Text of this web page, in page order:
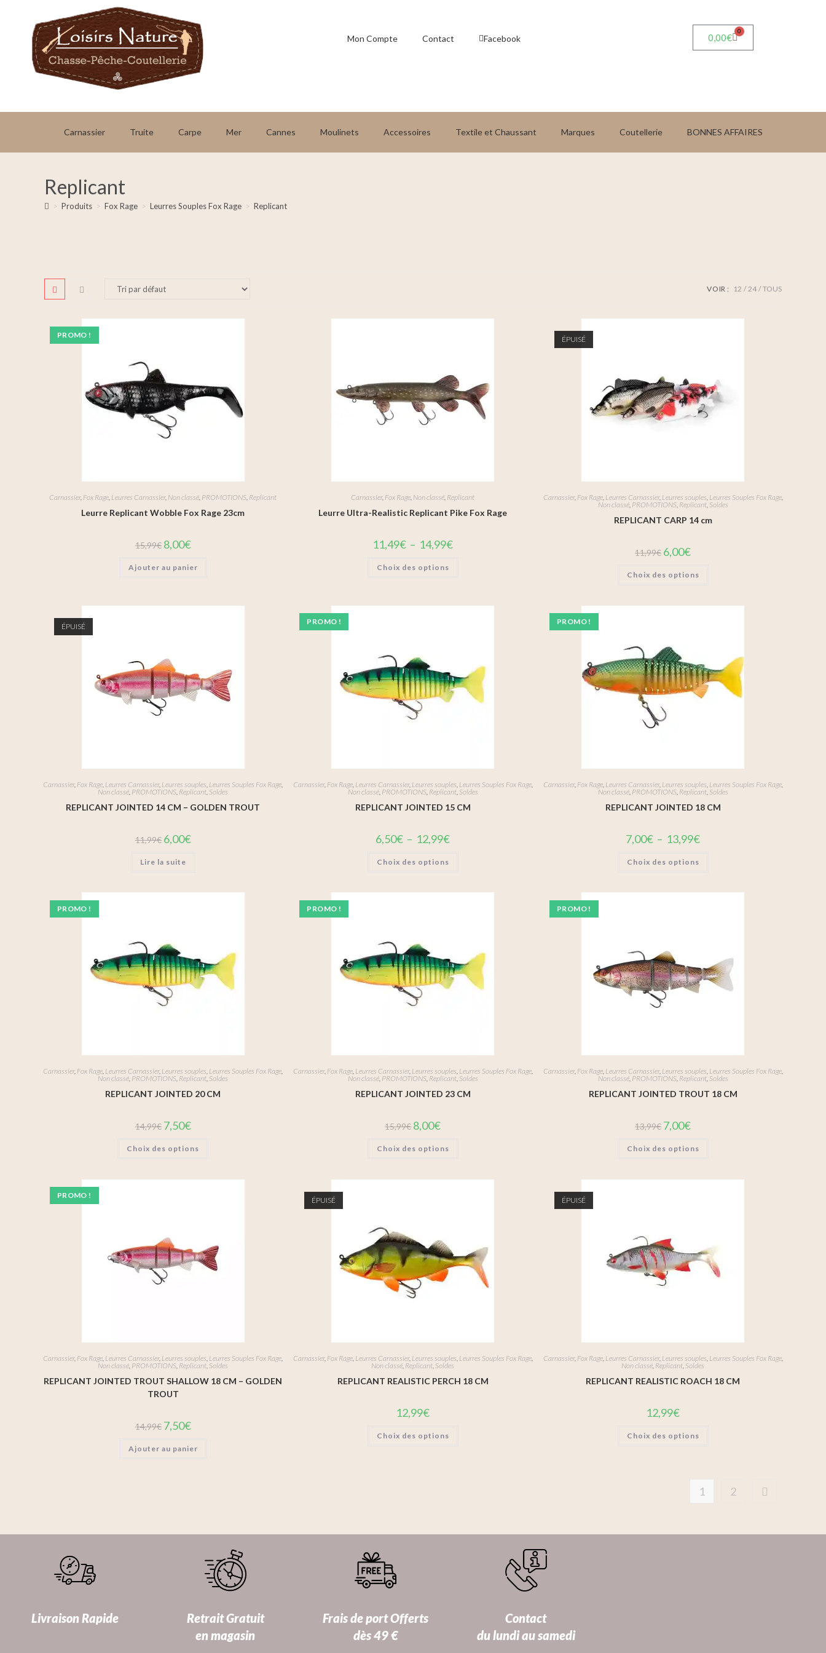
Mon Compte Contact Facebook 0,00€
0
Carnassier Truite Carpe Mer Cannes Moulinets Accessoires Textile et Chaussant Marques Coutellerie BONNES AFFAIRES
Replicant
> Produits > Fox Rage > Leurres Souples Fox Rage > Replicant
VOIR : 12 24 TOUS
PROMO !
Carnassier, Fox Rage, Leurres Carnassier, Non classé, PROMOTIONS, Replicant
Leurre Replicant Wobble Fox Rage 23cm
15,99€ 8,00€
Ajouter au panier
Carnassier, Fox Rage, Non classé, Replicant
Leurre Ultra-Realistic Replicant Pike Fox Rage
11,49€ – 14,99€
Choix des options
ÉPUISÉ
Carnassier, Fox Rage, Leurres Carnassier, Leurres souples, Leurres Souples Fox Rage,
Non classé, PROMOTIONS, Replicant, Soldes
REPLICANT CARP 14 cm
11,99€ 6,00€
Choix des options
ÉPUISÉ
Carnassier, Fox Rage Leurres Carnassier, Leurres souples Leurres Souples Fox Rage
Non classé PROMOTIONS Replicant Soldes
REPLICANT JOINTED 14 CM – GOLDEN TROUT
11,99€ 6,00€
Lire la suite
PROMO !
Carnassier, Fox Rage, Leurres Carnassier, Leurres souples Leurres Souples Fox Rage,
Non classé, PROMOTIONS Replicant, Soldes
REPLICANT JOINTED 15 CM
6,50€ – 12,99€
Choix des options
PROMO !
Carnassier, Fox Rage, Leurres Carnassier, Leurres souples Leurres Souples Fox Rage,
Non classé, PROMOTIONS Replicant, Soldes
REPLICANT JOINTED 18 CM
7,00€ – 13,99€
Choix des options
PROMO !
Carnassier, Fox Rage, Leurres Carnassier, Leurres souples, Leurres Souples Fox Rage,
Non classé, PROMOTIONS, Replicant, Soldes
REPLICANT JOINTED 20 CM
14,99€ 7,50€
Choix des options
PROMO !
Carnassier, Fox Rage, Leurres Carnassier, Leurres souples, Leurres Souples Fox Rage,
Non classé, PROMOTIONS, Replicant, Soldes
REPLICANT JOINTED 23 CM
15,99€ 8,00€
Choix des options
PROMO !
Carnassier, Fox Rage, Leurres Carnassier, Leurres souples, Leurres Souples Fox Rage,
Non classé, PROMOTIONS, Replicant, Soldes
REPLICANT JOINTED TROUT 18 CM
13,99€ 7,00€
Choix des options
PROMO !
Carnassier, Fox Rage Leurres Carnassier, Leurres souples Leurres Souples Fox Rage
Non classé PROMOTIONS Replicant Soldes
REPLICANT JOINTED TROUT SHALLOW 18 CM – GOLDEN
TROUT
14,99€ 7,50€
Ajouter au panier
ÉPUISÉ
Carnassier, Fox Rage, Leurres Carnassier, Leurres souples Leurres Souples Fox Rage,
Non classé Replicant Soldes
REPLICANT REALISTIC PERCH 18 CM
12,99€
Choix des options
ÉPUISÉ
Carnassier, Fox Rage, Leurres Carnassier, Leurres souples Leurres Souples Fox Rage,
Non classé Replicant Soldes
REPLICANT REALISTIC ROACH 18 CM
12,99€
Choix des options
1 2
Livraison Rapide
Retrait Gratuit
en magasin
Frais de port Offerts
dès 49 €
Contact
du lundi au samedi